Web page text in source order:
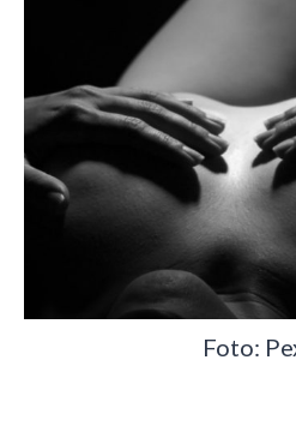
Foto: